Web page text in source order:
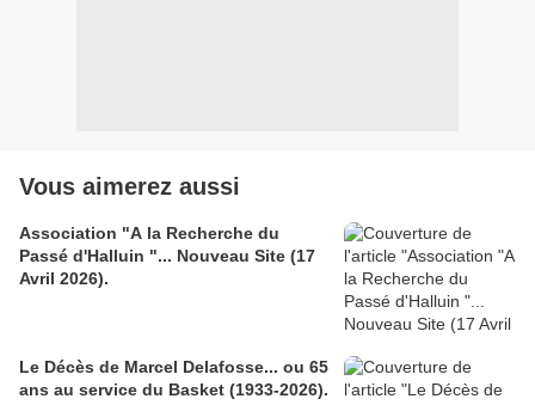
Vous aimerez aussi
Association "A la Recherche du
Passé d'Halluin "... Nouveau Site (17
Avril 2026).
Le Décès de Marcel Delafosse... ou 65
ans au service du Basket (1933-2026).